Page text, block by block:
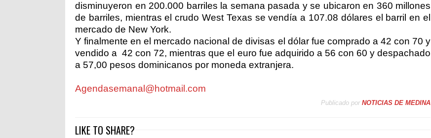
disminuyeron en 200.000 barriles la semana pasada y se ubicaron en 360 millones
de barriles, mientras el crudo West Texas se vendía a 107.08 dólares el barril en el
mercado de New York.
Y finalmente en el mercado nacional de divisas el dólar fue comprado a 42 con 70 y
vendido a 42 con 72, mientras que el euro fue adquirido a 56 con 60 y despachado
a 57,00 pesos dominicanos por moneda extranjera.
Agendasemanal@hotmail.com
Publicado por NOTICIAS DE MEDINA
LIKE TO SHARE?